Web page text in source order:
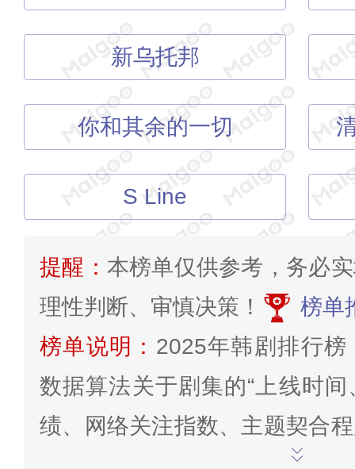
新乌托邦
你和其余的一切
S Line
提醒： 本榜单仅供参考，务必
理性判断、审慎决策！
榜单
榜单说明： 2025年韩剧排行
数据算法关于剧集的“上线时
绩、网络关注指数、主题契合